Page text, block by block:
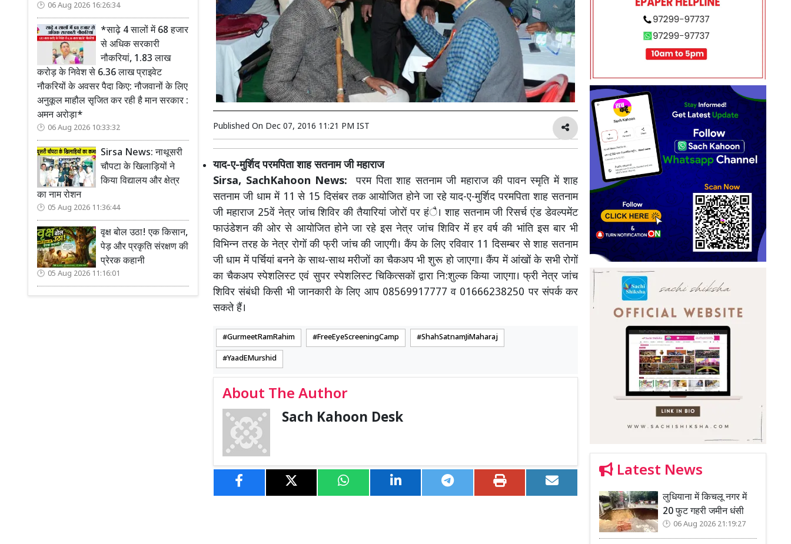
06 Aug 2026 16:26:34
*साढ़े 4 सालों में 68 हजार
से अधिक सरकारी
नौकरियां, 1.83 लाख
करोड़ के निवेश से 6.36 लाख प्राइवेट
नौकरियों के अवसर पैदा किए: नौजवानों के लिए
अनुकूल माहौल सृजित कर रही है मान सरकार :
अमन अरोड़ा*
06 Aug 2026 10:33:32
Sirsa News: नाथूसरी
चौपटा के खिलाड़ियों ने
किया विद्यालय और क्षेत्र
का नाम रोशन
05 Aug 2026 11:36:44
वृक्ष बोल उठा! एक किसान,
पेड़ और प्रकृति संरक्षण की
प्रेरक कहानी
05 Aug 2026 11:16:01
Published On Dec 07, 2016 11:21 PM IST
याद-ए-मुर्शिद परमपिता शाह सतनाम जी महाराज
Sirsa, SachKahoon News: परम पिता शाह सतनाम जी महाराज की पावन स्मृति में शाह
सतनाम जी धाम में 11 से 15 दिसंबर तक आयोजित होने जा रहे याद-ए-मुर्शिद परमपिता शाह सतनाम
जी महाराज 25वें नेत्र जांच शिविर की तैयारियां जोरों पर हंै। शाह सतनाम जी रिसर्च एंड डेवल्पमेंट
फाउंडेशन की ओर से आयोजित होने जा रहे इस नेत्र जांच शिविर मेंं हर वर्ष की भांति इस बार भी
विभिन्न तरह के नेत्र रोगों की फ्री जांच की जाएगी। कैंप के लिए रविवार 11 दिसम्बर से शाह सतनाम
जी धाम में पर्चियां बनने के साथ-साथ मरीजों का चैकअप भी शुरू हो जाएगा। कैंप में आंखों के सभी रोगों
का चैकअप स्पेशलिस्ट एवं सुपर स्पेशलिस्ट चिकित्सकों द्वारा नि:शुल्क किया जाएगा। फ्री नेत्र जांच
शिविर संबंधी किसी भी जानकारी के लिए आप 08569917777 व 01666238250 पर संपर्क कर
सकते हैं।
GurmeetRamRahim FreeEyeScreeningCamp ShahSatnamJiMaharaj
YaadEMurshid
About The Author
Sach Kahoon Desk
Latest News
लुधियाना में किचलू नगर में
20 फुट गहरी जमीन धंसी
06 Aug 2026 21:19:27